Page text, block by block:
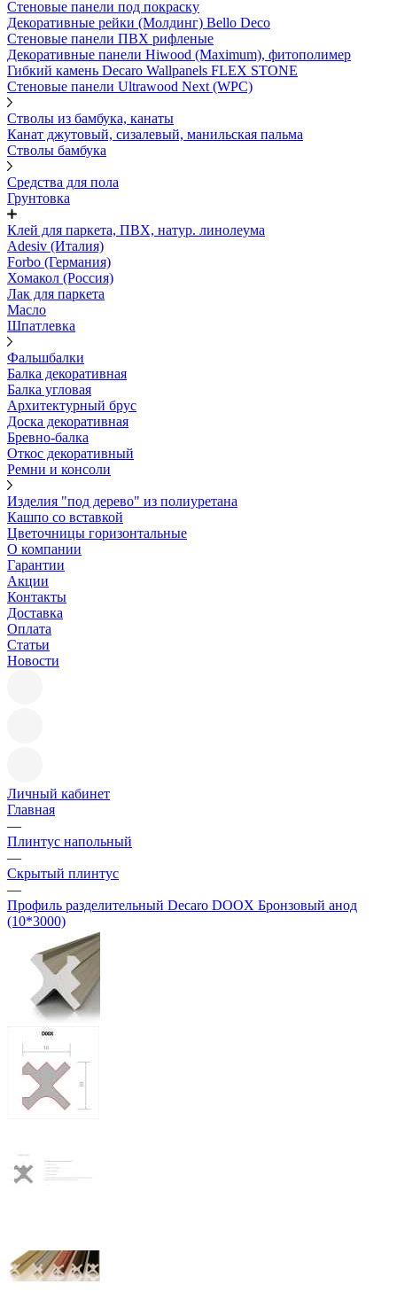
Стеновые панели под покраску
Декоративные рейки (Молдинг) Bello Deco
Стеновые панели ПВХ рифленыe
Декоративные панели Hiwood (Maximum), фитополимер
Гибкий камень Decaro Wallpanels FLEX STONE
Стеновые панели Ultrawood Next (WPC)
Стволы из бамбука, канаты
Канат джутовый, сизалевый, манильская пальма
Стволы бамбука
Средства для пола
Грунтовка
Клей для паркета, ПВХ, натур. линолеума
Adesiv (Италия)
Forbo (Германия)
Хомакол (Россия)
Лак для паркета
Масло
Шпатлевка
Фальшбалки
Балка декоративная
Балка угловая
Архитектурный брус
Доска декоративная
Бревно-балка
Откос декоративный
Ремни и консоли
Изделия "под дерево" из полиуретана
Кашпо со вставкой
Цветочницы горизонтальные
О компании
Гарантии
Акции
Контакты
Доставка
Оплата
Статьи
Новости
Личный кабинет
Главная
—
Плинтус напольный
—
Скрытый плинтус
—
Профиль разделительный Decaro DOOX Бронзовый анод
(10*3000)